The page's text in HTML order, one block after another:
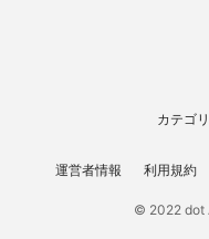
カテゴ
運営者情報 利用規約
© 2022 dot